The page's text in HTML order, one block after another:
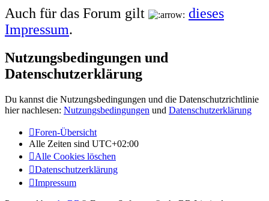
Auch für das Forum gilt
dieses
Impressum.
Nutzungsbedingungen und
Datenschutzerklärung
Du kannst die Nutzungsbedingungen und die Datenschutzrichtlinie
hier nachlesen: Nutzungsbedingungen und Datenschutzerklärung
Foren-Übersicht
Alle Zeiten sind UTC+02:00
Alle Cookies löschen
Datenschutzerklärung
Impressum